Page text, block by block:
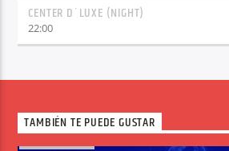
CENTER D´LUXE (NIGHT)
22:00
TAMBIÉN TE PUEDE GUSTAR